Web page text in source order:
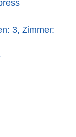
3, Zimmer: